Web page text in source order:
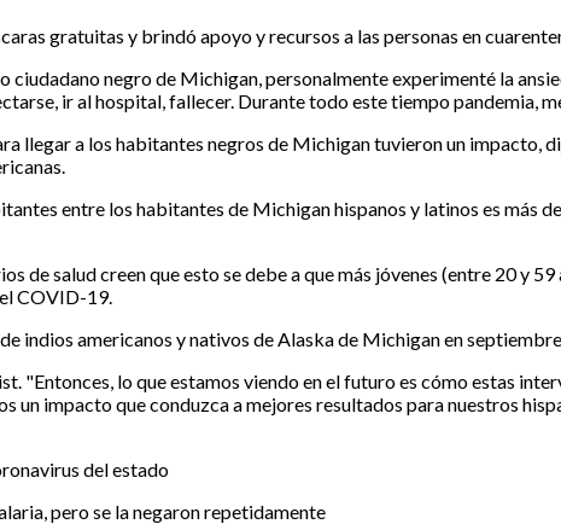
gratuitas y brindó apoyo y recursos a las personas en
negro de Michigan, personalmente experimenté la
ir al hospital, fallecer. Durante todo este tiempo pandemia,
llegar a los habitantes negros de Michigan tuvieron un impacto,
entre los habitantes de Michigan hispanos y latinos es más
de salud creen que esto se debe a que más jóvenes (entre 20 y
COVID-19.
indios americanos y nativos de Alaska de Michigan en
"Entonces, lo que estamos viendo en el futuro es cómo estas
un impacto que conduzca a mejores resultados para nuestros
del estado
pero se la negaron repetidamente